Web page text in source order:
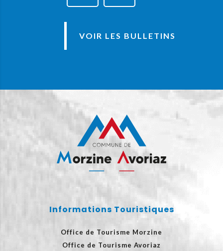
VOIR LES BULLETINS
Informations Touristiques
Office de Tourisme Morzine
Office de Tourisme Avoriaz